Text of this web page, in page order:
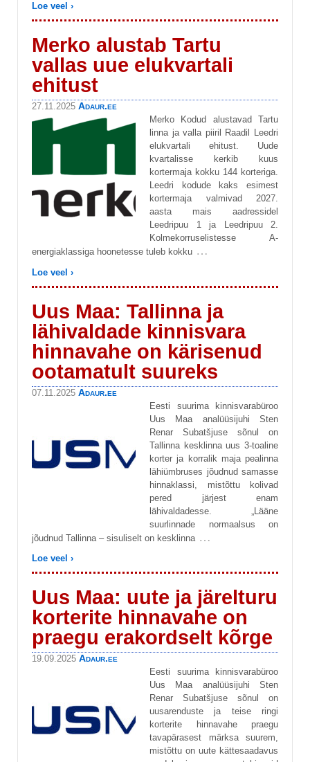
Loe veel ›
Merko alustab Tartu
vallas uue elukvartali
ehitust
27.11.2025 Adaur.ee
Merko Kodud alustavad Tartu
linna ja valla piiril Raadil Leedri
elukvartali ehitust. Uude
kvartalisse kerkib kuus
kortermaja kokku 144 korteriga.
Leedri kodude kaks esimest
kortermaja valmivad 2027.
aasta mais aadressidel
Leedripuu 1 ja Leedripuu 2.
Kolmekorruselistesse A-
energiaklassiga hoonetesse tuleb kokku …
Loe veel ›
Uus Maa: Tallinna ja
lähivaldade kinnisvara
hinnavahe on kärisenud
ootamatult suureks
07.11.2025 Adaur.ee
Eesti suurima kinnisvarabüroo
Uus Maa analüüsijuhi Sten
Renar Subatšjuse sõnul on
Tallinna kesklinna uus 3-toaline
korter ja korralik maja pealinna
lähiümbruses jõudnud samasse
hinnaklassi, mistõttu kolivad
pered järjest enam
lähivaldadesse. „Lääne
suurlinnade normaalsus on
jõudnud Tallinna – sisuliselt on kesklinna …
Loe veel ›
Uus Maa: uute ja järelturu
korterite hinnavahe on
praegu erakordselt kõrge
19.09.2025 Adaur.ee
Eesti suurima kinnisvarabüroo
Uus Maa analüüsijuhi Sten
Renar Subatšjuse sõnul on
uusarenduste ja teise ringi
korterite hinnavahe praegu
tavapärasest märksa suurem,
mistõttu on uute kättesaadavus